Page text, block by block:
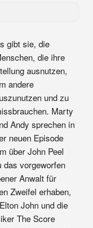
gibt sie, die
die ihre
ausnutzen,
andere
und zu
Marty
Andy sprechen in
neuen Episode
über John Peel
das vorgeworfen
Anwalt für
Zweifel erhaben,
John und die
The Score